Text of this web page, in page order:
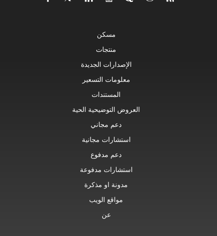
مسكن
منتجات
الإصدارات الجديدة
معلومات التسعير
المستندات
العروض التوضيحية الحية
دعم مجاني
استشارات مجانية
دعم مدفوع
استشارات مدفوعة
مدونة او مذكرة
مواقع الويب
عن